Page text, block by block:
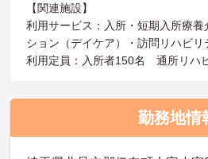
【関連施設】
利用サービス：入所・短期入所療
ション（デイケア）・訪問リハビリ
利用定員：入所者150名 通所リハ
勤務地情